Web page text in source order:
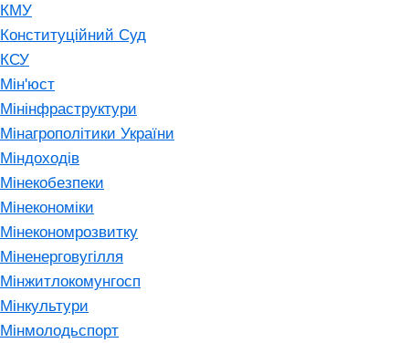
КМУ
Конституційний Суд
КСУ
Мін'юст
Мінінфраструктури
Мінагрополітики України
Міндоходів
Мінекобезпеки
Мінекономіки
Мінекономрозвитку
Міненерговугілля
Мінжитлокомунгосп
Мінкультури
Мінмолодьспорт